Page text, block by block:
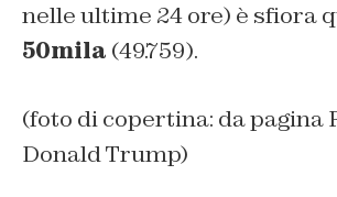
nelle ultime 24 ore) è sfiora
50mila (49.759).
(foto di copertina: da pagina
Donald Trump)